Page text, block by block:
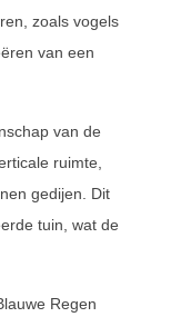
zoals vogels
van een
van de
ruimte,
gedijen. Dit
tuin, wat de
Regen